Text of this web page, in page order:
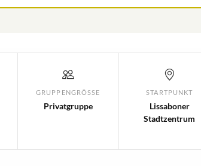
GRUPPENGRÖSSE
Privatgruppe
STARTPUNKT
Lissaboner
Stadtzentrum